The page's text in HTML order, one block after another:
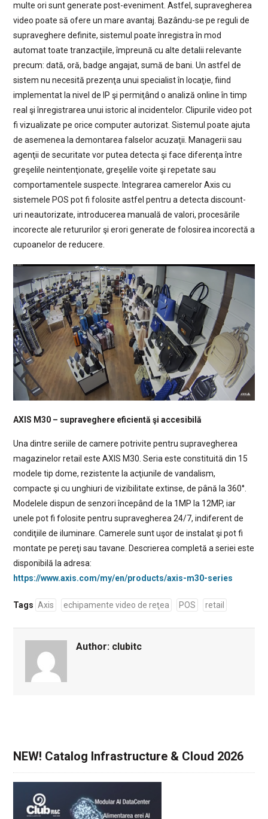
multe ori sunt generate post-eveniment. Astfel, supravegherea
video poate să ofere un mare avantaj. Bazându-se pe reguli de
supraveghere definite, sistemul poate înregistra în mod
automat toate tranzacţiile, împreună cu alte detalii relevante
precum: dată, oră, badge angajat, sumă de bani. Un astfel de
sistem nu necesită prezenţa unui specialist în locaţie, fiind
implementat la nivel de IP şi permiţând o analiză online în timp
real şi înregistrarea unui istoric al incidentelor. Clipurile video pot
fi vizualizate pe orice computer autorizat. Sistemul poate ajuta
de asemenea la demontarea falselor acuzaţii. Managerii sau
agenţii de securitate vor putea detecta şi face diferenţa între
greşelile neintenţionate, greşelile voite şi repetate sau
comportamentele suspecte. Integrarea camerelor Axis cu
sistemele POS pot fi folosite astfel pentru a detecta discount-
uri neautorizate, introducerea manuală de valori, procesările
incorecte ale retururilor şi erori generate de folosirea incorectă a
cupoanelor de reducere.
AXIS M30 – supraveghere eficientă şi accesibilă
Una dintre seriile de camere potrivite pentru supravegherea
magazinelor retail este AXIS M30. Seria este constituită din 15
modele tip dome, rezistente la acţiunile de vandalism,
compacte şi cu unghiuri de vizibilitate extinse, de până la 360°.
Modelele dispun de senzori începând de la 1MP la 12MP, iar
unele pot fi folosite pentru supravegherea 24/7, indiferent de
condiţiile de iluminare. Camerele sunt uşor de instalat şi pot fi
montate pe pereţi sau tavane. Descrierea completă a seriei este
disponibilă la adresa:
https://www.axis.com/my/en/products/axis-m30-series
Tags Axis echipamente video de reţea POS retail
Author: clubitc
NEW! Catalog Infrastructure & Cloud 2026